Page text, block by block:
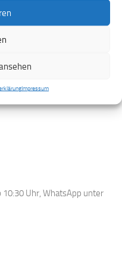
Impressum
Uhr, WhatsApp unter